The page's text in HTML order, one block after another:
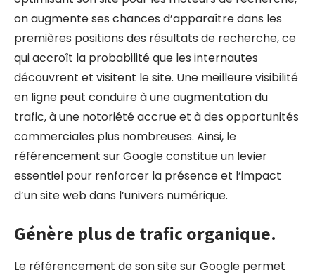
on augmente ses chances d’apparaître dans les
premières positions des résultats de recherche, ce
qui accroît la probabilité que les internautes
découvrent et visitent le site. Une meilleure visibilité
en ligne peut conduire à une augmentation du
trafic, à une notoriété accrue et à des opportunités
commerciales plus nombreuses. Ainsi, le
référencement sur Google constitue un levier
essentiel pour renforcer la présence et l’impact
d’un site web dans l’univers numérique.
Génère plus de trafic organique.
Le référencement de son site sur Google permet